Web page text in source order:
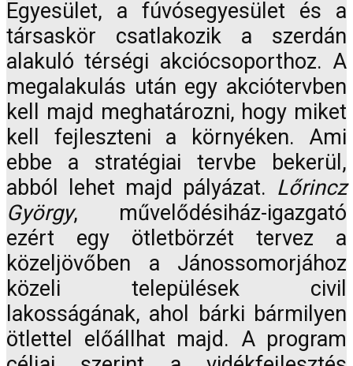
Egyesület, a fúvósegyesület és a
társaskör csatlakozik a szerdán
alakuló térségi akciócsoporthoz. A
megalakulás után egy akciótervben
kell majd meghatározni, hogy miket
kell fejleszteni a környéken. Ami
ebbe a stratégiai tervbe bekerül,
abból lehet majd pályázat. Lőrincz
György, művelődésiház-igazgató
ezért egy ötletbörzét tervez a
közeljövőben a Jánossomorjához
közeli települések civil
lakosságának, ahol bárki bármilyen
ötlettel előállhat majd. A program